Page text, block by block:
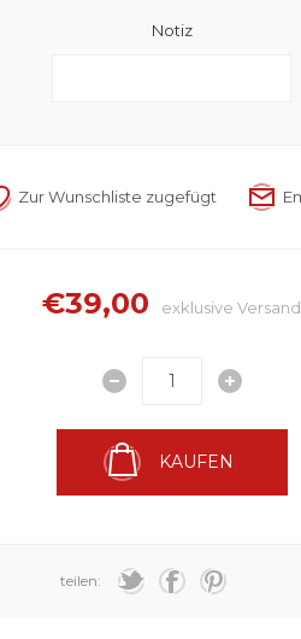
Notiz
€39,00 exklusiveVersand
KAUFEN
teilen: